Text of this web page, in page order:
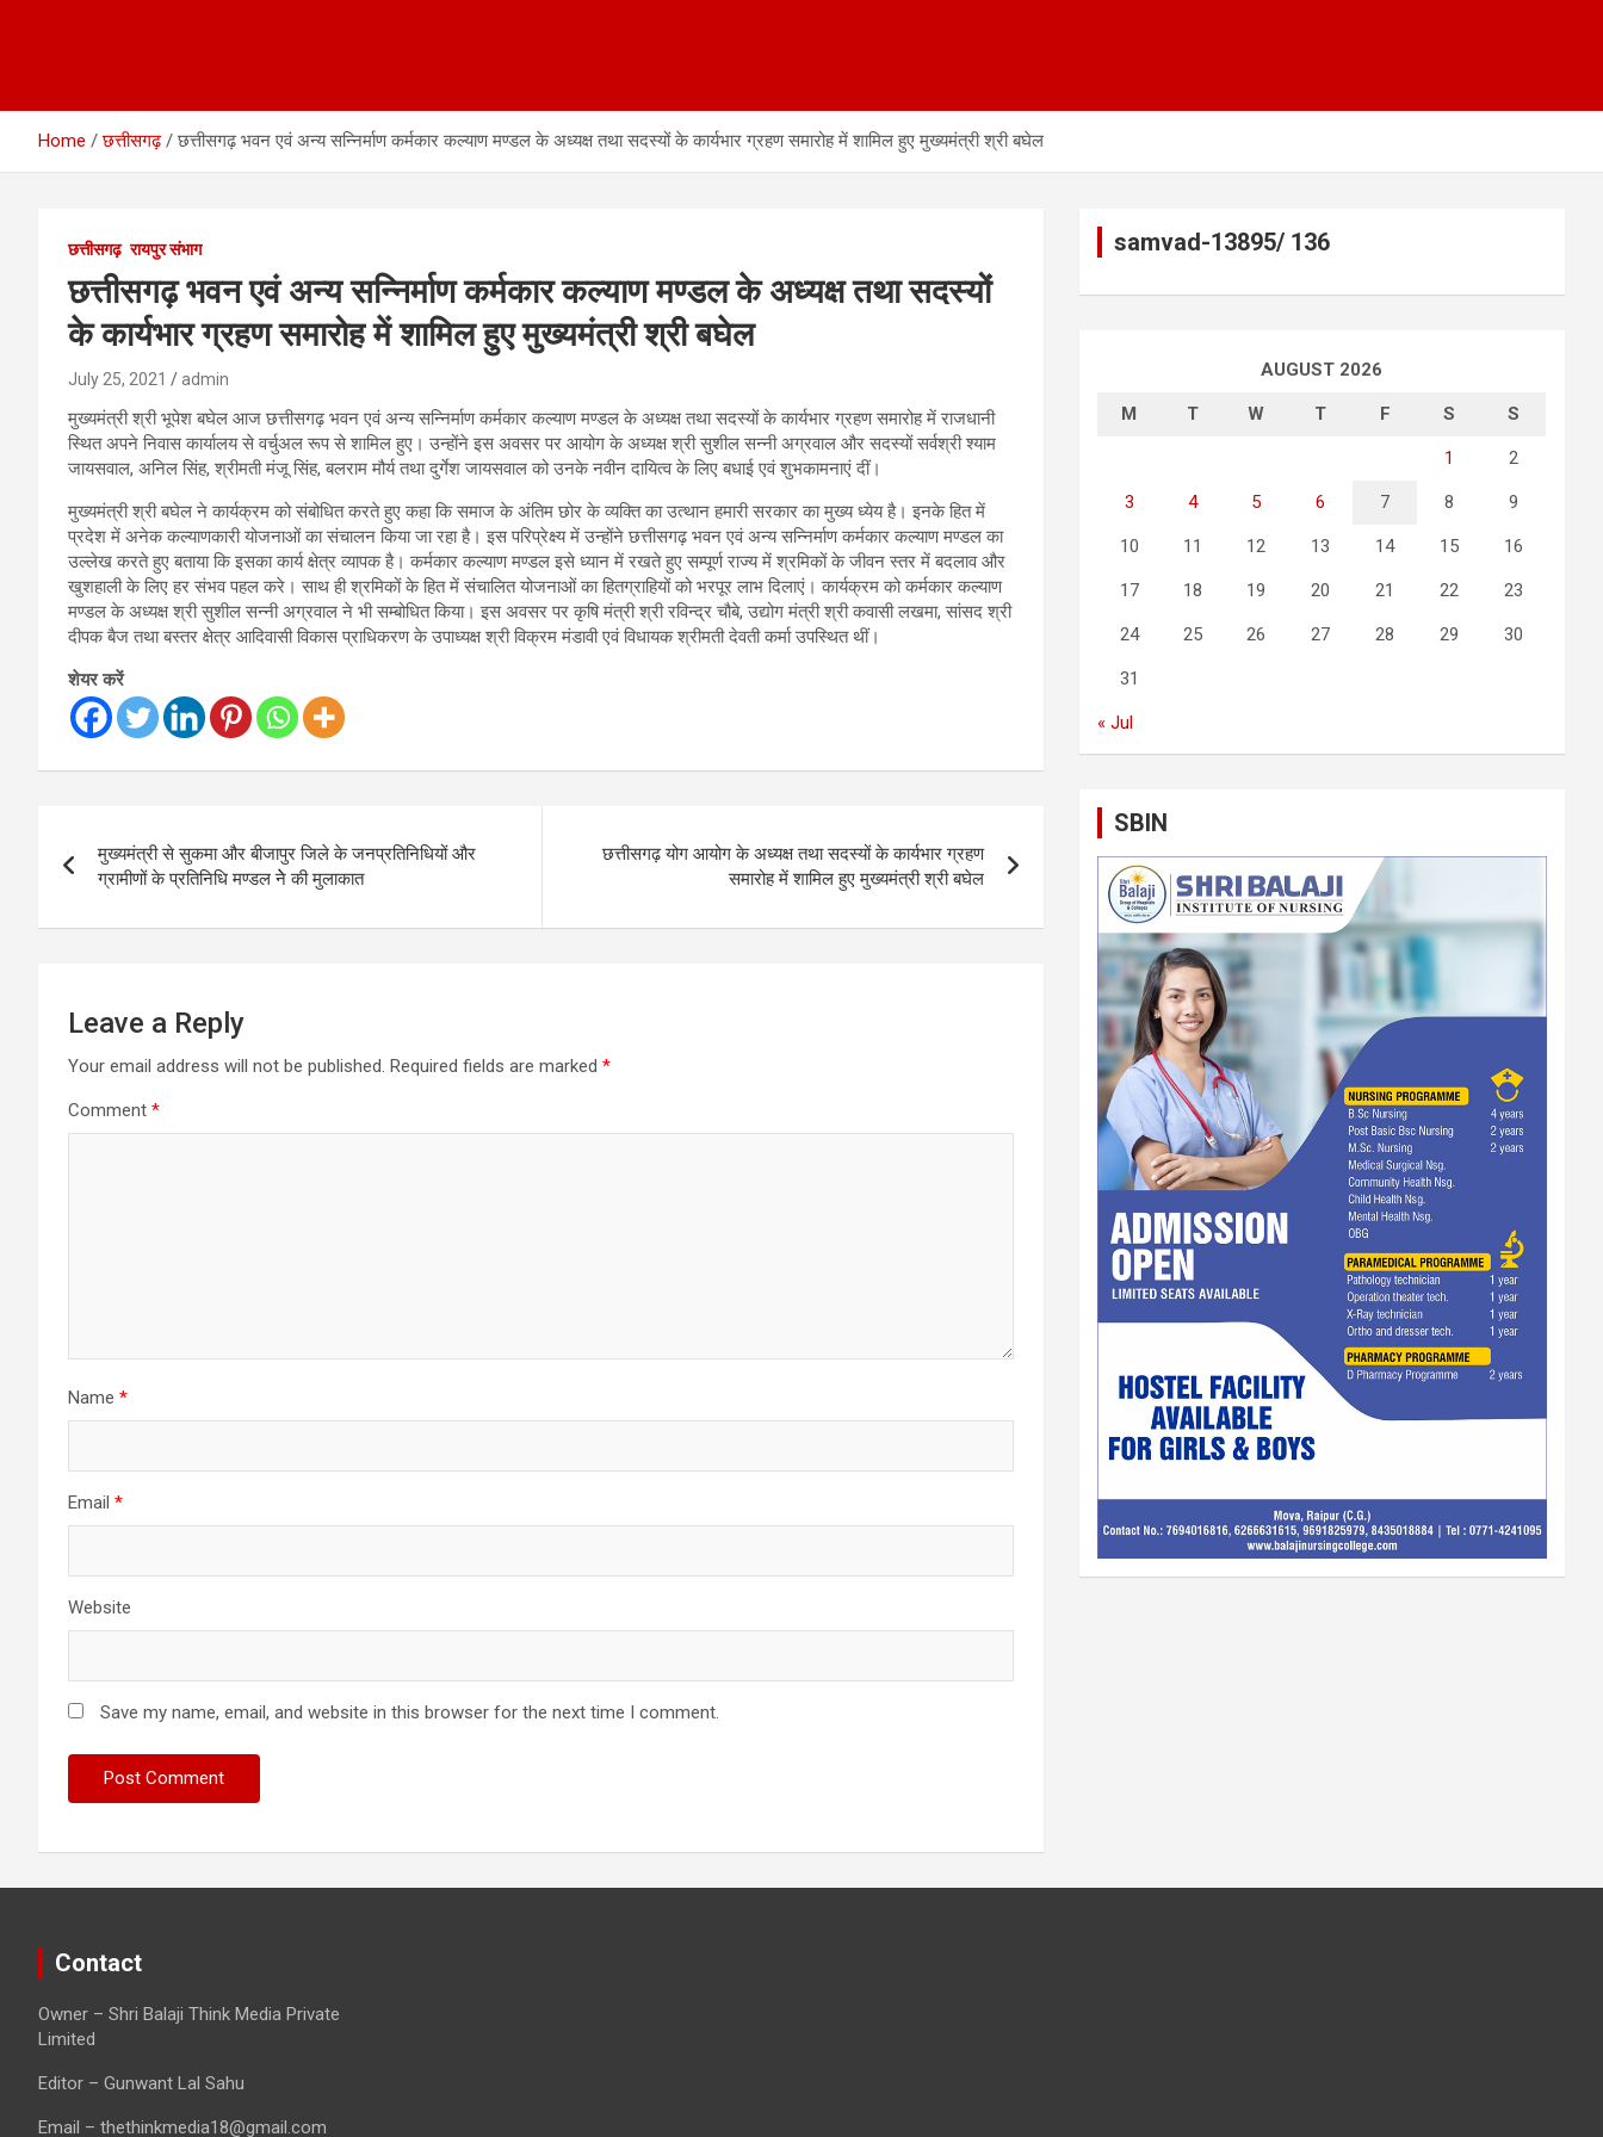
Home छत्तीसगढ़ छत्तीसगढ़ भवन एवं अन्य सन्निर्माण कर्मकार कल्याण मण्डल के अध्यक्ष तथा सदस्यों के कार्यभार ग्रहण समारोह में शामिल हुए मुख्यमंत्री श्री बघेल
छत्तीसगढ़ रायपुर संभाग
छत्तीसगढ़ भवन एवं अन्य सन्निर्माण कर्मकार कल्याण मण्डल के अध्यक्ष तथा सदस्यों
के कार्यभार ग्रहण समारोह में शामिल हुए मुख्यमंत्री श्री बघेल
July 25, 2021 admin
मुख्यमंत्री श्री भूपेश बघेल आज छत्तीसगढ़ भवन एवं अन्य सन्निर्माण कर्मकार कल्याण मण्डल के अध्यक्ष तथा सदस्यों के कार्यभार ग्रहण समारोह में राजधानी
स्थित अपने निवास कार्यालय से वर्चुअल रूप से शामिल हुए। उन्होंने इस अवसर पर आयोग के अध्यक्ष श्री सुशील सन्नी अग्रवाल और सदस्यों सर्वश्री श्याम
जायसवाल, अनिल सिंह, श्रीमती मंजू सिंह, बलराम मौर्य तथा दुर्गेश जायसवाल को उनके नवीन दायित्व के लिए बधाई एवं शुभकामनाएं दीं।
मुख्यमंत्री श्री बघेल ने कार्यक्रम को संबोधित करते हुए कहा कि समाज के अंतिम छोर के व्यक्ति का उत्थान हमारी सरकार का मुख्य ध्येय है। इनके हित में
प्रदेश में अनेक कल्याणकारी योजनाओं का संचालन किया जा रहा है। इस परिप्रेक्ष्य में उन्होंने छत्तीसगढ़ भवन एवं अन्य सन्निर्माण कर्मकार कल्याण मण्डल का
उल्लेख करते हुए बताया कि इसका कार्य क्षेत्र व्यापक है। कर्मकार कल्याण मण्डल इसे ध्यान में रखते हुए सम्पूर्ण राज्य में श्रमिकों के जीवन स्तर में बदलाव और
खुशहाली के लिए हर संभव पहल करे। साथ ही श्रमिकों के हित में संचालित योजनाओं का हितग्राहियों को भरपूर लाभ दिलाएं। कार्यक्रम को कर्मकार कल्याण
मण्डल के अध्यक्ष श्री सुशील सन्नी अग्रवाल ने भी सम्बोधित किया। इस अवसर पर कृषि मंत्री श्री रविन्द्र चौबे, उद्योग मंत्री श्री कवासी लखमा, सांसद श्री
दीपक बैज तथा बस्तर क्षेत्र आदिवासी विकास प्राधिकरण के उपाध्यक्ष श्री विक्रम मंडावी एवं विधायक श्रीमती देवती कर्मा उपस्थित थीं।
शेयर करें
navigation
मुख्यमंत्री से सुकमा और बीजापुर जिले के जनप्रतिनिधियों और
ग्रामीणों के प्रतिनिधि मण्डल नेे की मुलाकात
छत्तीसगढ़ योग आयोग के अध्यक्ष तथा सदस्यों के कार्यभार ग्रहण
समारोह में शामिल हुए मुख्यमंत्री श्री बघेल
Leave a Reply
Your email address will not be published. Required fields are marked *
Comment *
Name *
Email *
Website
Save my name, email, and website in this browser for the next time I comment.
samvad-13895/ 136
AUGUST 2026
M T W T F S S
1 2
3 4 5 6 7 8 9
10 11 12 13 14 15 16
17 18 19 20 21 22 23
24 25 26 27 28 29 30
31
« Jul
SBIN
Contact
Owner – Shri Balaji Think Media Private
Limited
Editor – Gunwant Lal Sahu
Email – thethinkmedia18@gmail.com